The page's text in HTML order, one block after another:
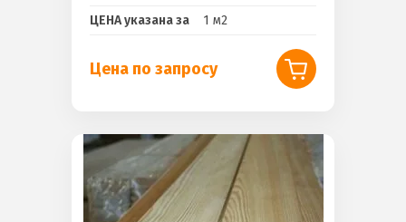
ЦЕНА указана за
1 м2
Цена по запросу